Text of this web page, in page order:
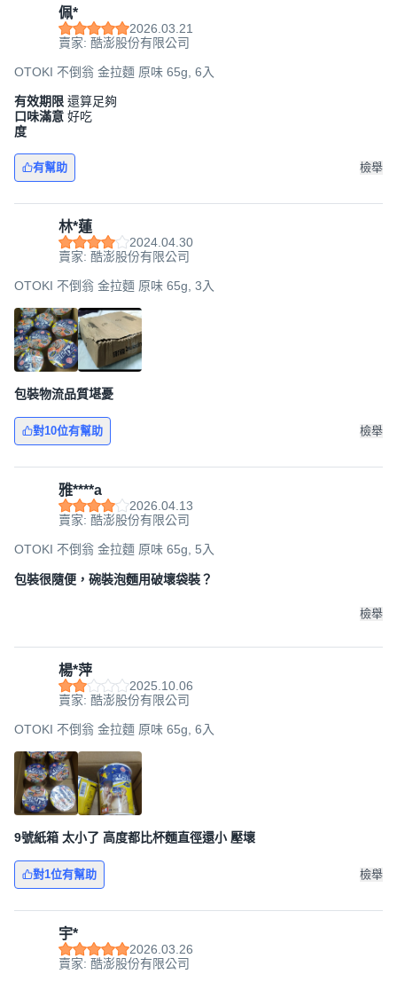
佩*
2026.03.21
賣家: 酷澎股份有限公司
OTOKI 不倒翁 金拉麵 原味 65g, 6入
有效期限 還算足夠
口味滿意
度
好吃
有幫助 檢舉
林*蓮
2024.04.30
賣家: 酷澎股份有限公司
OTOKI 不倒翁 金拉麵 原味 65g, 3入
包裝物流品質堪憂
對10位有幫助 檢舉
雅****a
2026.04.13
賣家: 酷澎股份有限公司
OTOKI 不倒翁 金拉麵 原味 65g, 5入
包裝很隨便，碗裝泡麵用破壞袋裝？
檢舉
楊*萍
2025.10.06
賣家: 酷澎股份有限公司
OTOKI 不倒翁 金拉麵 原味 65g, 6入
9號紙箱 太小了 高度都比杯麵直徑還小 壓壞
對1位有幫助 檢舉
宇*
2026.03.26
賣家: 酷澎股份有限公司